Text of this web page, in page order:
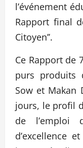
l’événement
Rapport final
Citoyen’’.
Ce Rapport de
purs produits
Sow et Makan
jours, le profil
de l’emploi
d’excellence